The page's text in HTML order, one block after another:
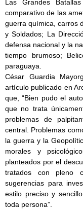
Las Grandes
comparativo de las
guerra química, carros
y Soldados; La
defensa nacional y la
tiempo brumoso;
paraguaya.
César Guardia
artículo publicado en
que, “Bien pudo el
que no trata
problemas de
central. Problemas
la guerra y la
morales y
planteados por el
tratados con pleno
sugerencias para
estilo preciso y
toda persona”.